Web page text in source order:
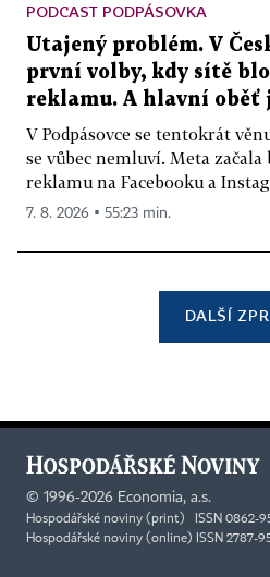
PODCAST PODPÁSOVKA
Utajený problém. V
první volby, kdy sítě
reklamu. A hlavní oběť
V Podpásovce se tentokrát
se vůbec nemluví. Meta
reklamu na Facebooku a
7. 8. 2026 ▪ 55:23 min.
DALŠÍ
© 1996-2026 Economia, a.s.
Hospodářské noviny (print) ISSN 0862-
Hospodářské noviny (online) ISSN 2787-